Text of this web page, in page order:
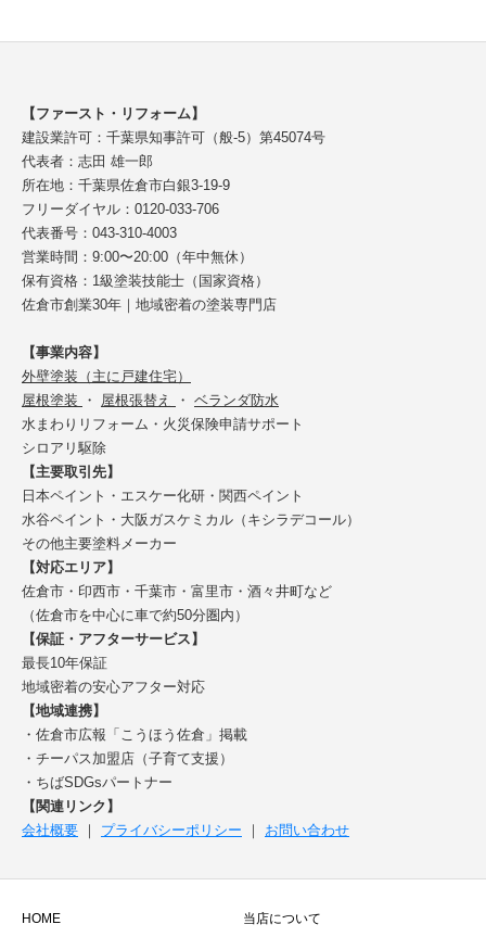
【ファースト・リフォーム】
建設業許可：千葉県知事許可（般-5）第45074号
代表者：志田 雄一郎
所在地：千葉県佐倉市白銀3-19-9
フリーダイヤル：0120-033-706
代表番号：043-310-4003
営業時間：9:00〜20:00（年中無休）
保有資格：1級塗装技能士（国家資格）
佐倉市創業30年｜地域密着の塗装専門店
【事業内容】
外壁塗装（主に戸建住宅）
屋根塗装
・ 屋根張替え ・ ベランダ防水
水まわりリフォーム・火災保険申請サポート
シロアリ駆除
【主要取引先】
日本ペイント・エスケー化研・関西ペイント
水谷ペイント・大阪ガスケミカル（キシラデコール）
その他主要塗料メーカー
【対応エリア】
佐倉市・印西市・千葉市・富里市・酒々井町など
（佐倉市を中心に車で約50分圏内）
【保証・アフターサービス】
最長10年保証
地域密着の安心アフター対応
【地域連携】
・佐倉市広報「こうほう佐倉」掲載
・チーパス加盟店（子育て支援）
・ちばSDGsパートナー
【関連リンク】
会社概要 ｜ プライバシーポリシー ｜ お問い合わせ
HOME 当店について